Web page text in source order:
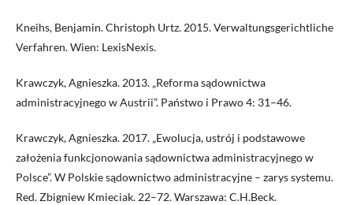
Kneihs, Benjamin. Christoph Urtz. 2015. Verwaltungsgerichtliche
Verfahren. Wien: LexisNexis.
Krawczyk, Agnieszka. 2013. „Reforma sądownictwa
administracyjnego w Austrii”. Państwo i Prawo 4: 31–46.
Krawczyk, Agnieszka. 2017. „Ewolucja, ustrój i podstawowe
założenia funkcjonowania sądownictwa administracyjnego w
Polsce”. W Polskie sądownictwo administracyjne – zarys systemu.
Red. Zbigniew Kmieciak. 22–72. Warszawa: C.H.Beck.